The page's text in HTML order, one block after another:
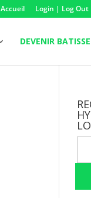
Accueil Login | Log Out
DEVENIR